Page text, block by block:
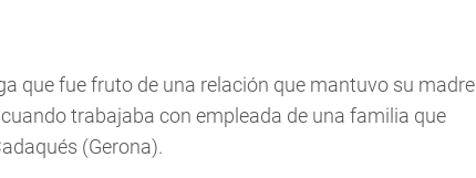
que fue fruto de una relación que mantuvo su madre
trabajaba con empleada de una familia que
(Gerona).